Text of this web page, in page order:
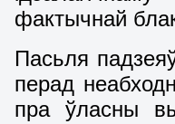
фактычнай
Пасьля
перад
пра ўласны